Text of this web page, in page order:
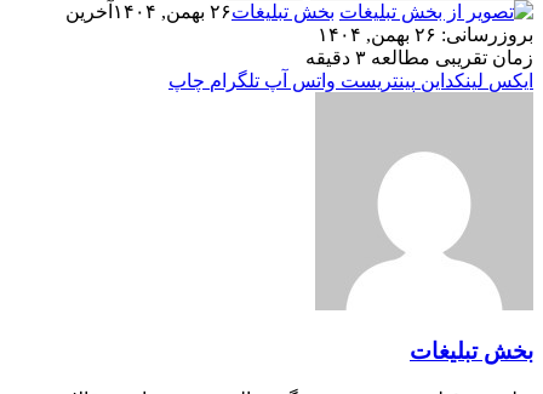
بخش تبلیغات۲۶ بهمن, ۱۴۰۴
آخرین
بروزرسانی: ۲۶ بهمن, ۱۴۰۴
زمان تقریبی مطالعه ۳ دقیقه
ایکس لینکداین پینتریست واتس آپ تلگرام چاپ
بخش تبلیغات